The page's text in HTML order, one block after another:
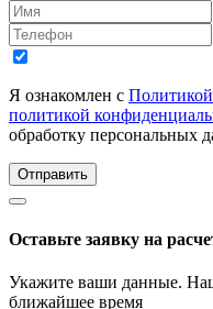
Я ознакомлен с
политикой
обработку персональных
Отправить
Оставьте заявку на
Укажите ваши данные.
ближайшее время